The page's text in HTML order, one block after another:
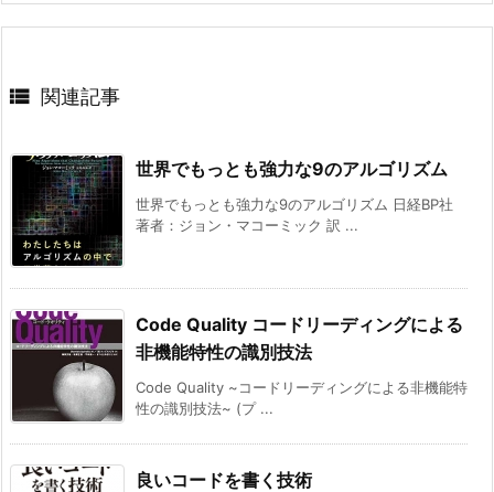
 関連記事
世界でもっとも強力な9のアルゴリズム
世界でもっとも強力な9のアルゴリズム 日経BP社
著者：ジョン・マコーミック 訳 ...
Code Quality コードリーディングによる
非機能特性の識別技法
Code Quality ~コードリーディングによる非機能特
性の識別技法~ (プ ...
良いコードを書く技術